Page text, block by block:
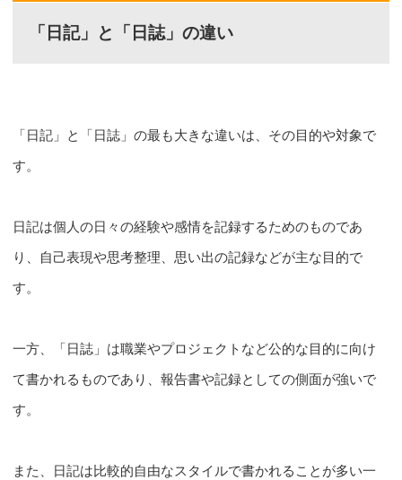
「日記」と「日誌」の違い
「日記」と「日誌」の最も大きな違いは、その目的や対象で
す。
日記は個人の日々の経験や感情を記録するためのものであ
り、自己表現や思考整理、思い出の記録などが主な目的で
す。
一方、「日誌」は職業やプロジェクトなど公的な目的に向け
て書かれるものであり、報告書や記録としての側面が強いで
す。
また、日記は比較的自由なスタイルで書かれることが多い一